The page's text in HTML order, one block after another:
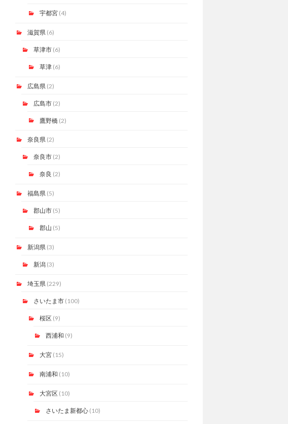
宇都宮(4)
滋賀県 (6)
草津市(6)
草津(6)
広島県 (2)
広島市(2)
鷹野橋(2)
奈良県 (2)
奈良市(2)
奈良 (2)
福島県 (5)
郡山市(5)
郡山 (5)
新潟県 (3)
新潟(3)
埼玉県 (229)
さいたま市(100)
桜区(9)
西浦和 (9)
大宮(15)
南浦和 (10)
大宮区(10)
さいたま新都心(10)